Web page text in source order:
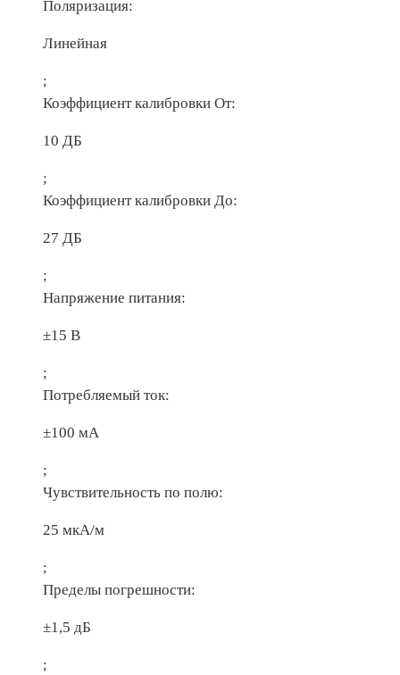
Поляризация:
Линейная
;
Коэффициент калибровки От:
10 ДБ
;
Коэффициент калибровки До:
27 ДБ
;
Напряжение питания:
±15 В
;
Потребляемый ток:
±100 мА
;
Чувствительность по полю:
25 мкА/м
;
Пределы погрешности:
±1,5 дБ
;